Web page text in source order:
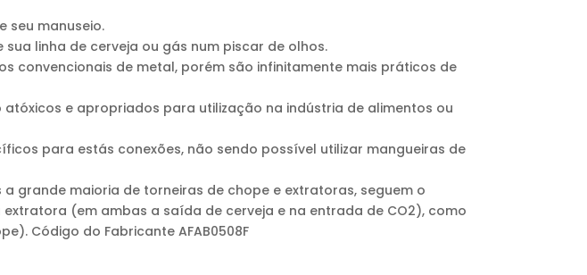
seu manuseio.
linha de cerveja ou gás num piscar de olhos.
convencionais de metal, porém são infinitamente mais práticos de
atóxicos e apropriados para utilização na indústria de alimentos ou
para estás conexões, não sendo possível utilizar mangueiras de
a grande maioria de torneiras de chope e extratoras, seguem o
(em ambas a saída de cerveja e na entrada de CO2), como
Código do Fabricante AFAB0508F